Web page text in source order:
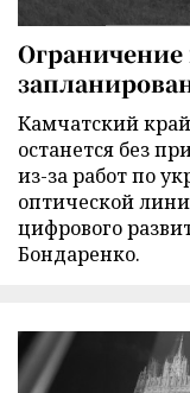
Ограничение
Камчатский край
останется без
из-за работ по
оптической
цифрового
Бондаренко.